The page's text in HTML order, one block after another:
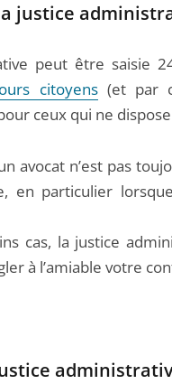
justice
peut être saisie
citoyens(et par
ceux qui ne
avocat n’est pas
en particulier
cas, la justice
à l’amiable votre